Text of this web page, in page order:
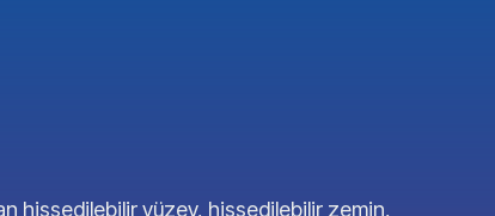
hissedilebilir yüzey, hissedilebilir zemin,